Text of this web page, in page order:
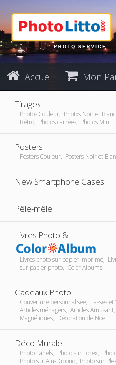
Accueil Mon
Tirages
Photos Couleur, Photos Noir et
Rétro, Photos carrées, Photos Mini
Posters
Posters Couleur, Posters Noir et
New Smartphone Cases
Pêle-mêle
Livres Photo &
Livres photo sur papier imprimé,
sur papier photo, Color Albums
Cadeaux Photo
Couverture personnalisée, Tasses et
Articles ménagers, Articles
Magnétiques, Décoration de Noël
Déco Murale
Photo Panels, Photo sur Forex,
Photo sur Alu-Dibond, Photo sur